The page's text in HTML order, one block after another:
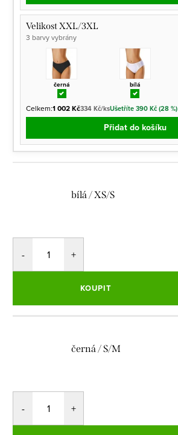
Velikost XXL/3XL
3 barvy vybrány
černá bílá
Celkem:1 002 Kč334 Kč/ksUšetříte 390 Kč (28 %)
Přidat do košíku
bílá / XS/S
KOUPIT
černá / S/M